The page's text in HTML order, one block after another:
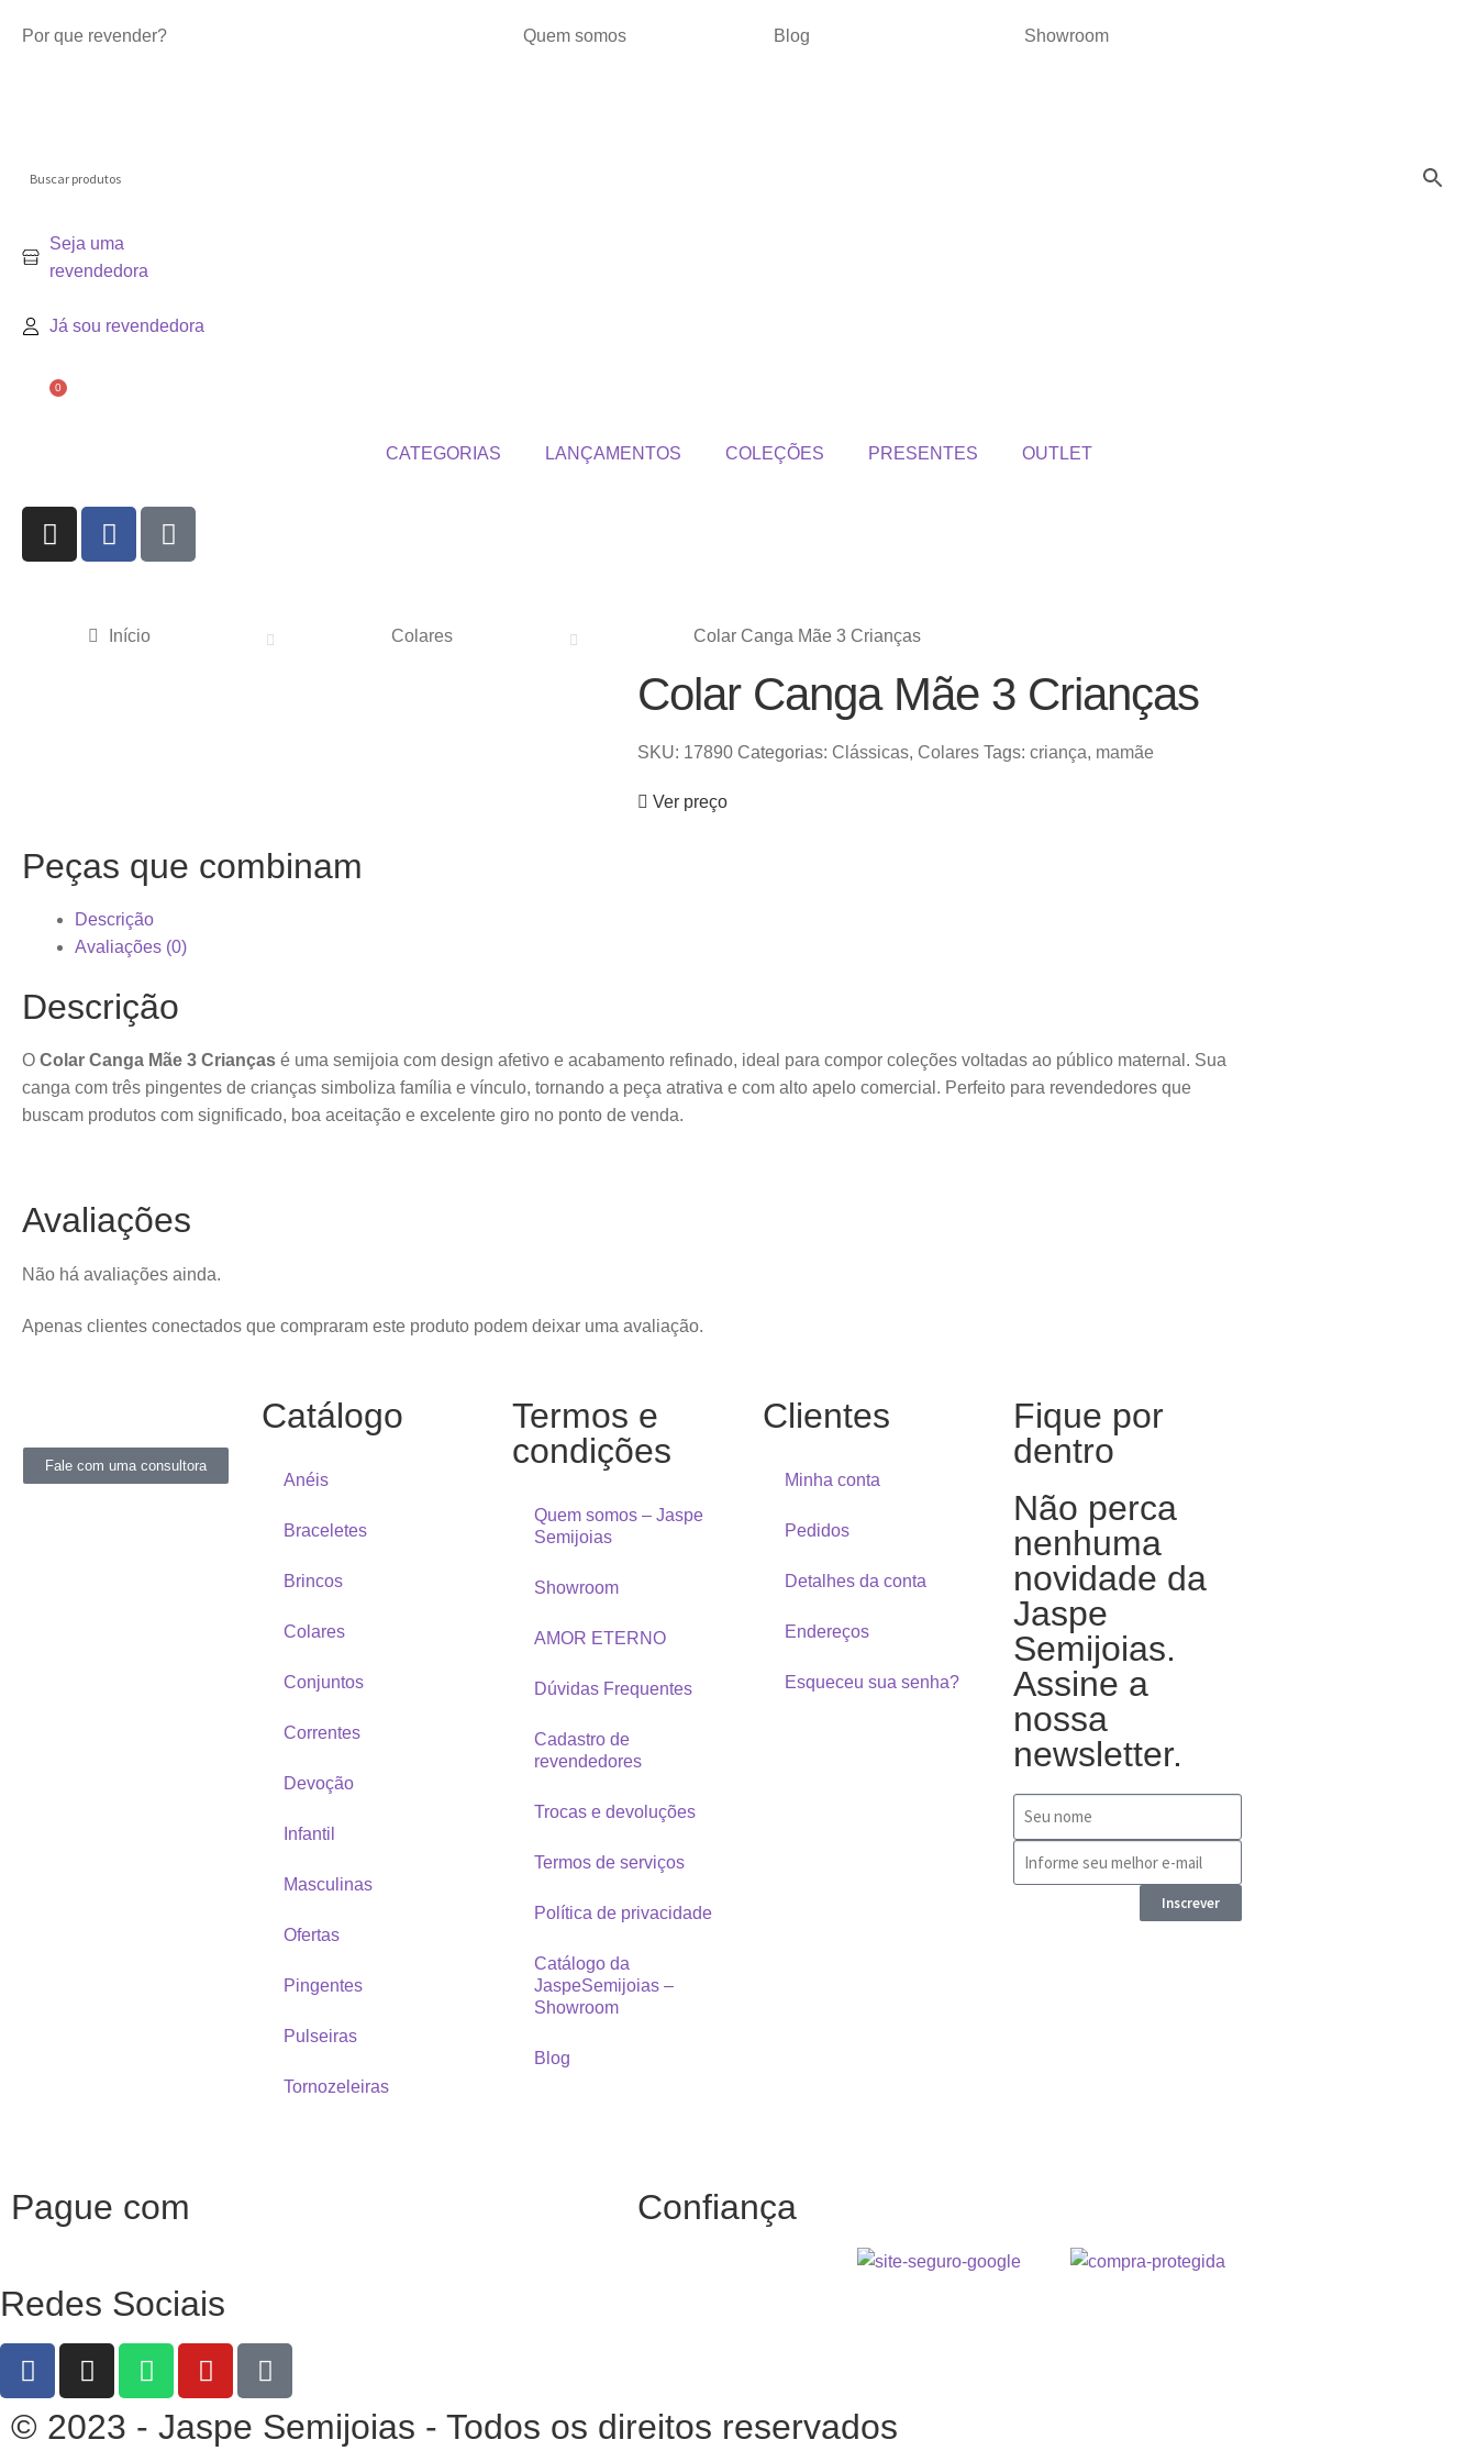
Por que revender? Quem somos Blog Showroom
Seja uma
revendedora
Já sou revendedora
0
CATEGORIAS LANÇAMENTOS COLEÇÕES PRESENTES OUTLET
Início Colares Colar Canga Mãe 3 Crianças
Colar Canga Mãe 3 Crianças
SKU: 17890 Categorias: Clássicas, Colares Tags: criança, mamãe
Ver preço
Peças que combinam
Descrição
Avaliações (0)
Descrição
O Colar Canga Mãe 3 Crianças é uma semijoia com design afetivo e acabamento refinado, ideal para compor coleções voltadas ao público maternal. Sua
canga com três pingentes de crianças simboliza família e vínculo, tornando a peça atrativa e com alto apelo comercial. Perfeito para revendedores que
buscam produtos com significado, boa aceitação e excelente giro no ponto de venda.
Avaliações
Não há avaliações ainda.
Apenas clientes conectados que compraram este produto podem deixar uma avaliação.
Fale com uma consultora
Catálogo
Anéis
Braceletes
Brincos
Colares
Conjuntos
Correntes
Devoção
Infantil
Masculinas
Ofertas
Pingentes
Pulseiras
Tornozeleiras
Termos e
condições
Quem somos – Jaspe
Semijoias
Showroom
AMOR ETERNO
Dúvidas Frequentes
Cadastro de
revendedores
Trocas e devoluções
Termos de serviços
Política de privacidade
Catálogo da
JaspeSemijoias –
Showroom
Blog
Clientes
Minha conta
Pedidos
Detalhes da conta
Endereços
Esqueceu sua senha?
Fique por
dentro
Não perca
nenhuma
novidade da
Jaspe
Semijoias.
Assine a
nossa
newsletter.
Inscrever
Pague com Confiança
Redes Sociais
© 2023 - Jaspe Semijoias - Todos os direitos reservados